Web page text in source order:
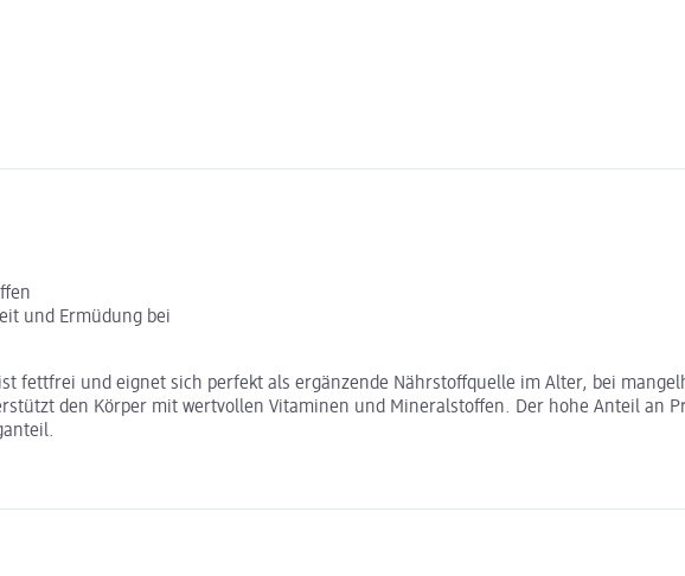
und Ermüdung bei
fettfrei und eignet sich perfekt als ergänzende Nährstoffquelle im Alter, bei
den Körper mit wertvollen Vitaminen und Mineralstoffen. Der hohe Anteil an